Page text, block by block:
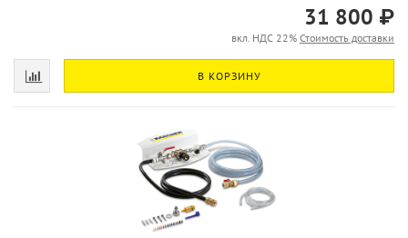
31 800 ₽
вкл. НДС 22% Стоимость доставки
В КОРЗИНУ